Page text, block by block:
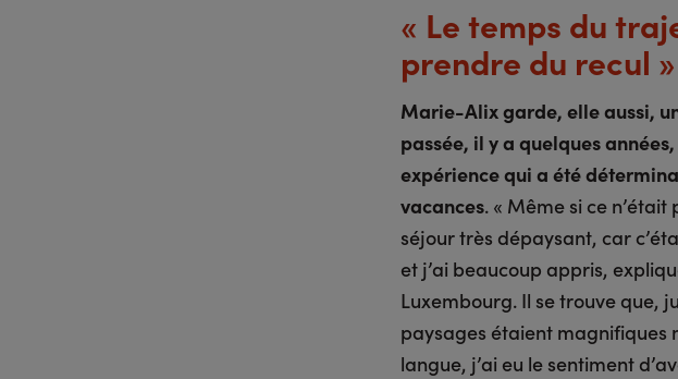
« Le temps du
prendre du recul »
Marie-Alix garde, elle aussi,
passée, il y a quelques
expérience qui a été
vacances. « Même si ce
séjour très dépaysant, car
et j’ai beaucoup appris,
Luxembourg. Il se trouve que,
paysages étaient magnifiques
langue, j’ai eu le sentiment